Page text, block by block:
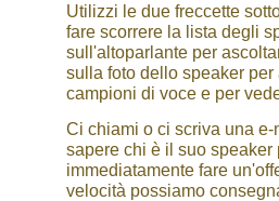
Utilizzi le due freccette
fare scorrere la lista degli
sull'altoparlante per
sulla foto dello speaker
campioni di voce e per
Ci chiami o ci scriva una
sapere chi è il suo speaker
immediatamente fare
velocità possiamo